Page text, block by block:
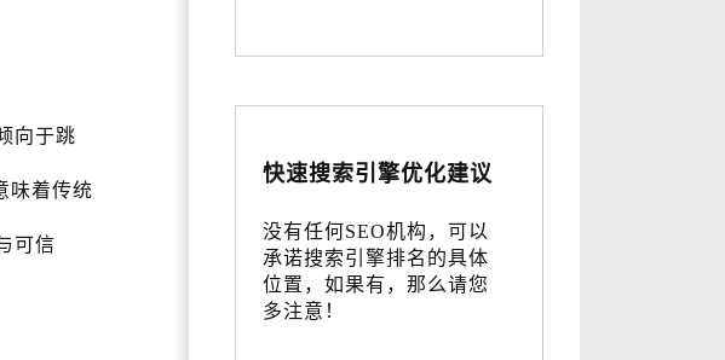
向于跳
味着传统
可信
快速搜索引擎优化建议
没有任何SEO机构，可以
承诺搜索引擎排名的具体
位置，如果有，那么请您
多注意！